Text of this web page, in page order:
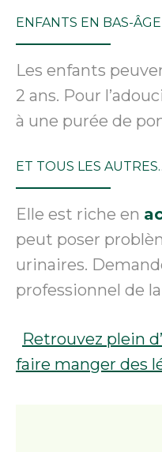
ENFANTS EN BAS-ÂGE
Les enfants
2 ans. Pour
à une purée de
ET TOUS LES
Elle est riche en
peut poser
urinaires.
professionnel de
Retrouvez plein
faire manger des